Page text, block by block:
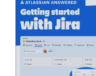
Дашбоарды
Быстрый
Оценки
Управление
проектами